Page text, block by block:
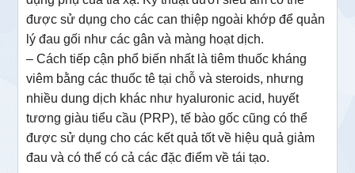
được sử dụng cho các can thiệp ngoài khớp để quản
lý đau gối như các gân và màng hoạt dịch.
– Cách tiếp cận phổ biến nhất là tiêm thuốc kháng
viêm bằng các thuốc tê tại chỗ và steroids, nhưng
nhiều dung dịch khác như hyaluronic acid, huyết
tương giàu tiểu cầu (PRP), tế bào gốc cũng có thể
được sử dụng cho các kết quả tốt về hiệu quả giảm
đau và có thể có cả các đặc điểm về tái tạo.